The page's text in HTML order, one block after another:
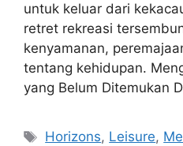
untuk keluar dari
retret rekreasi
kenyamanan,
tentang kehidupan.
yang Belum Ditemukan
Tags
Horizons, Leisure,